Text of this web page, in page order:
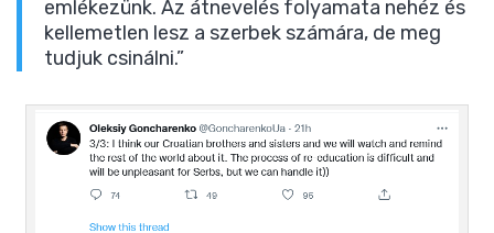
emlékezünk. Az átnevelés folyamata nehéz és
kellemetlen lesz a szerbek számára, de meg
tudjuk csinálni.”